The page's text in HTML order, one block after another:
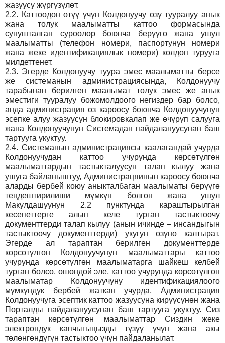
жазуусу жүргүзүлөт.
2.2. Каттоодон өтүү үчүн Колдонуучу өзү тууралуу анык
жана толук маалыматты каттоо формасында
сунушталган суроолор боюнча берүүгө жана ушул
маалыматты (телефон номери, паспортунун номери
жана жеке идентификациялык номери) колдоп турууга
милдеттенет.
2.3. Эгерде Колдонуучу туура эмес маалыматты берсе
же системанын администрациясында, Колдонуучу
тарабынан берилген маалымат толук эмес же анык
эместиги тууралуу божомолдоого негиздер бар болсо,
анда администрация өз кароосу боюнча Колдонуучунун
эсепке алуу жазуусун блокировкалап же өчүрүп салууга
жана Колдонуучунун Системадан пайдалануусунан баш
тартууга укуктуу.
2.4. Системанын администрациясы каалагандай учурда
Колдонуучудан каттоо учурунда көрсөтүлгөн
маалыматтардын тастыкталуусун талап кылуу жана
ушуга байланыштуу, Администрацяинын кароосу боюнча
аларды бербей коюу аныкталбаган маалыматы берүүгө
теңдештирилиши мүмкүн болгон жана ушул
Макулдашуунун 2.2 пунктунда караштырылган
кесепеттерге алып келе турган тастыктоочу
документтерди талап кылуу (анын ичинде – инсандыгын
тастыктоочу документтерди) укугун өзүнө калтырат.
Эгерде ал тараптан берилген документтерде
көрсөтүлгөн Колдонуучунун маалыматтары каттоо
учурунда көрсөтүлгөн маалыматарга шайкеш келбей
турган болсо, ошондой эле, каттоо учурунда көрсөтүлгөн
маалыматар Колдонуучуну идентификациялоого
мүмкүндүк бербей жаткан учурда, Администрация
Колдонуучуга эсептик каттоо жазуусуна кирүүсүнөн жана
Порталды пайдалануусунан баш тартууга укуктуу. Сиз
тараптан көрсөтүлгөн маалыматтар Сиздин жеке
электрондук капчыгыңызды түзүү үчүн жана акы
төлөнгөндүгүн тастыктоо үчүн пайдаланылат.